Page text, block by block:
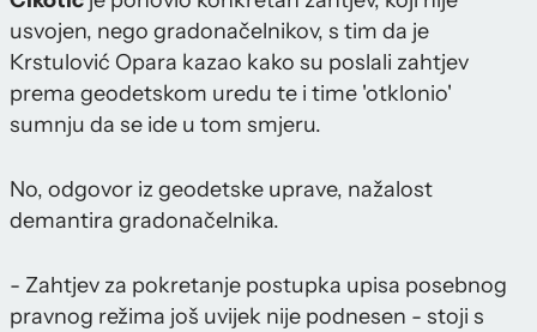
usvojen, nego gradonačelnikov, s tim da je
Krstulović Opara kazao kako su poslali zahtjev
prema geodetskom uredu te i time 'otklonio'
sumnju da se ide u tom smjeru.
No, odgovor iz geodetske uprave, nažalost
demantira gradonačelnika.
- Zahtjev za pokretanje postupka upisa posebnog
pravnog režima još uvijek nije podnesen - stoji s